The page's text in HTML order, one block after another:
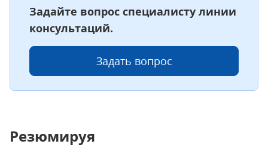
Задайте вопрос специалисту линии
консультаций.
Задать вопрос
Резюмируя